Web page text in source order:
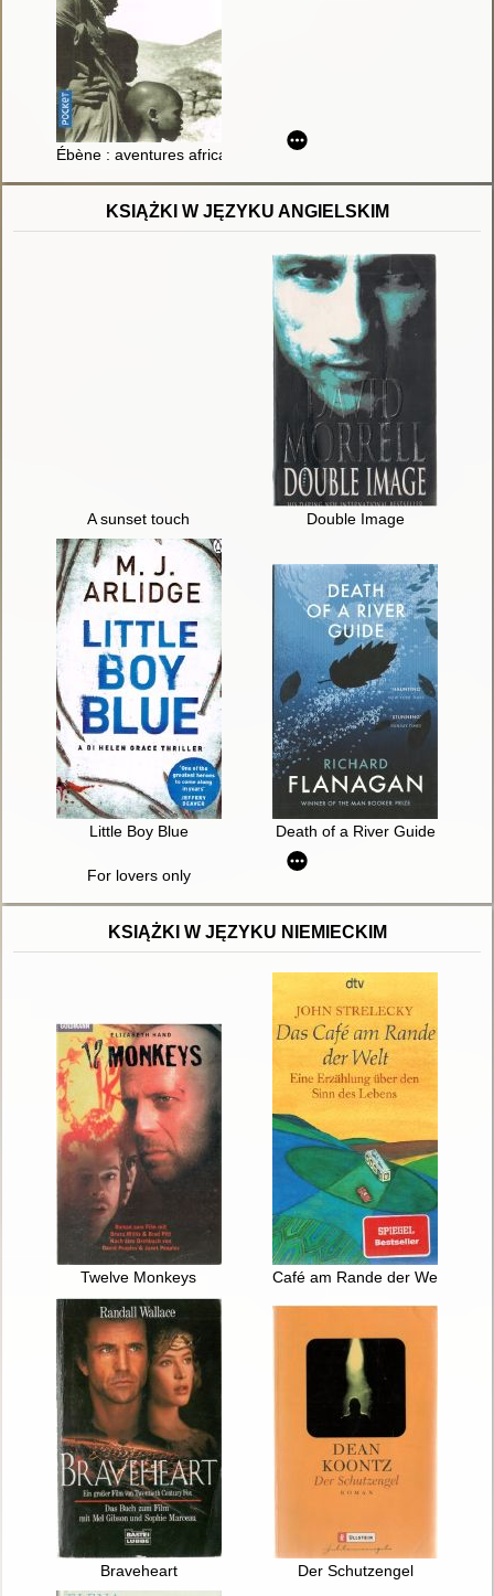
Ébène : aventures africaines
KSIĄŻKI W JĘZYKU ANGIELSKIM
A sunset touch Double Image
Little Boy Blue Death of a River Guide
For lovers only
KSIĄŻKI W JĘZYKU NIEMIECKIM
Twelve Monkeys Café am Rande der Welt :
Braveheart Der Schutzengel